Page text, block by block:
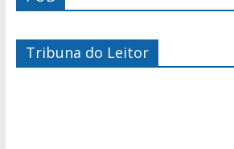
Tribuna do Leitor